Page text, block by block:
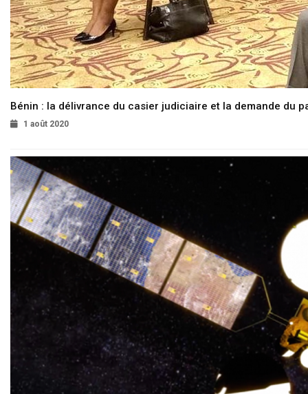
Bénin : la délivrance du casier judiciaire et la demande du
1 août 2020